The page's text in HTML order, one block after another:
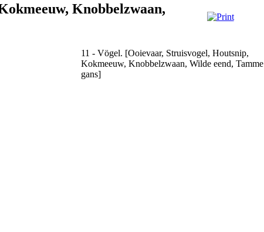
Knobbelzwaan,
11 - Vögel. [Ooievaar, Struisvogel, Houtsnip,
Kokmeeuw, Knobbelzwaan, Wilde eend, Tamme
gans]